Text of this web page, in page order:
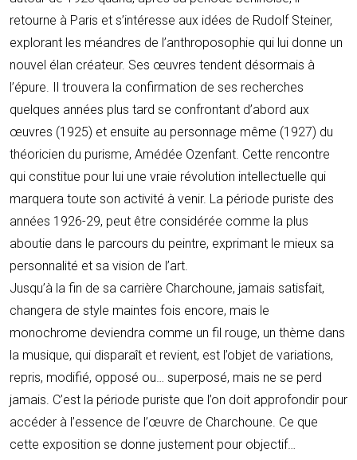
retourne à Paris et s’intéresse aux idées de Rudolf Steiner,
explorant les méandres de l’anthroposophie qui lui donne un
nouvel élan créateur. Ses œuvres tendent désormais à
l’épure. Il trouvera la confirmation de ses recherches
quelques années plus tard se confrontant d’abord aux
œuvres (1925) et ensuite au personnage même (1927) du
théoricien du purisme, Amédée Ozenfant. Cette rencontre
qui constitue pour lui une vraie révolution intellectuelle qui
marquera toute son activité à venir. La période puriste des
années 1926-29, peut être considérée comme la plus
aboutie dans le parcours du peintre, exprimant le mieux sa
personnalité et sa vision de l’art.
Jusqu’à la fin de sa carrière Charchoune, jamais satisfait,
changera de style maintes fois encore, mais le
monochrome deviendra comme un fil rouge, un thème dans
la musique, qui disparaît et revient, est l’objet de variations,
repris, modifié, opposé ou… superposé, mais ne se perd
jamais. C’est la période puriste que l’on doit approfondir pour
accéder à l’essence de l’œuvre de Charchoune. Ce que
cette exposition se donne justement pour objectif…